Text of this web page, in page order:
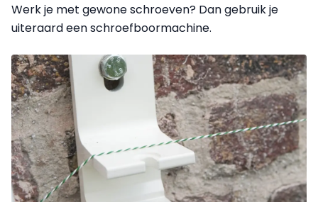
Werk je met gewone schroeven? Dan gebruik je
uiteraard eenschroefboormachine.